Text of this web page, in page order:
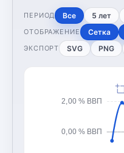
ПЕРИОД Все 5 лет
ОТОБРАЖЕНИЕ Сетка
ЭКСПОРТ SVG PNG
0,00 % ВВП
2,00 % ВВП